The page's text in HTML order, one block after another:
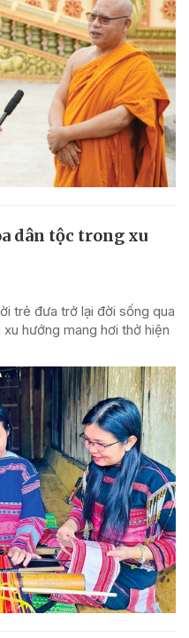
dân tộc trong xu
trẻ đưa trở lại đời sống qua
hướng mang hơi thở hiện